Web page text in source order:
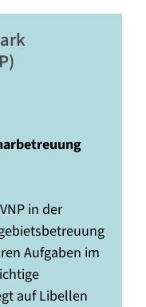
in der
Aufgaben im
auf Libellen